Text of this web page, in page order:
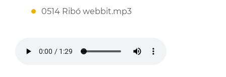
0514 Ribó webbit.mp3